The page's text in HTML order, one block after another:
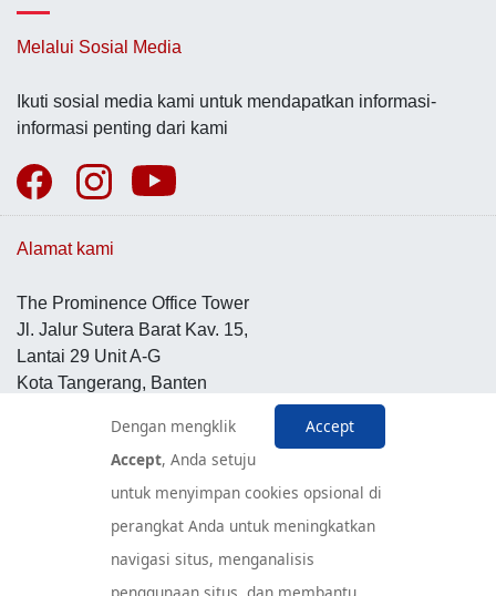
Melalui Sosial Media
Ikuti sosial media kami untuk mendapatkan informasi-
informasi penting dari kami
Alamat kami
The Prominence Office Tower
Jl. Jalur Sutera Barat Kav. 15,
Lantai 29 Unit A-G
Kota Tangerang, Banten
Pusat Layanan Konsumen
Accept
Dengan mengklik
Accept, Anda setuju
untuk menyimpan cookies opsional di
perangkat Anda untuk meningkatkan
navigasi situs, menganalisis